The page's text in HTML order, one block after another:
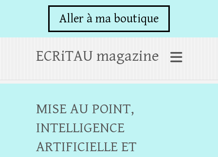
Aller à ma boutique
ECRiTAU magazine
MISE AU POINT,
INTELLIGENCE
ARTIFICIELLE ET